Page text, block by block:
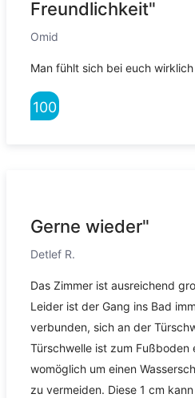
Freundlichkeit"
Omid
Man fühlt sich bei euch
100
Gerne wieder"
Detlef R.
Das Zimmer ist ausreichend
Leider ist der Gang ins Bad
verbunden, sich an der
Türschwelle ist zum Fußboden
womöglich um einen
zu vermeiden. Diese 1 cm